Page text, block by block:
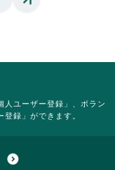
人ユーザー登録」、ボラン
録」ができます。
expand_circle_down